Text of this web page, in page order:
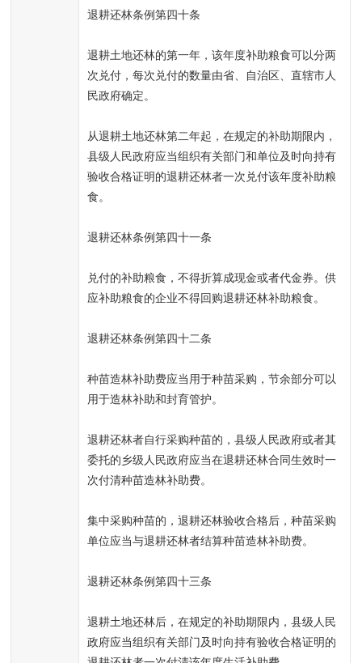
退耕还林条例第四十条
退耕土地还林的第一年，该年度补助粮食可以分两
次兑付，每次兑付的数量由省、自治区、直辖市人
民政府确定。
从退耕土地还林第二年起，在规定的补助期限内，
县级人民政府应当组织有关部门和单位及时向持有
验收合格证明的退耕还林者一次兑付该年度补助粮
食。
退耕还林条例第四十一条
兑付的补助粮食，不得折算成现金或者代金券。供
应补助粮食的企业不得回购退耕还林补助粮食。
退耕还林条例第四十二条
种苗造林补助费应当用于种苗采购，节余部分可以
用于造林补助和封育管护。
退耕还林者自行采购种苗的，县级人民政府或者其
委托的乡级人民政府应当在退耕还林合同生效时一
次付清种苗造林补助费。
集中采购种苗的，退耕还林验收合格后，种苗采购
单位应当与退耕还林者结算种苗造林补助费。
退耕还林条例第四十三条
退耕土地还林后，在规定的补助期限内，县级人民
政府应当组织有关部门及时向持有验收合格证明的